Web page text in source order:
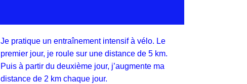
Je pratique un entraînement intensif à vélo. Le
premier jour, je roule sur une distance de 5 km.
Puis à partir du deuxième jour, j’augmente ma
distance de 2 km chaque jour.